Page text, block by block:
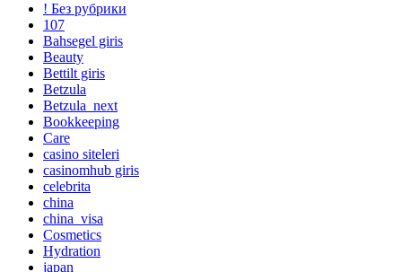
! Без рубрики
107
Bahsegel giris
Beauty
Bettilt giris
Betzula
Betzula_next
Bookkeeping
Care
casino siteleri
casinomhub giris
celebrita
china
china_visa
Cosmetics
Hydration
japan